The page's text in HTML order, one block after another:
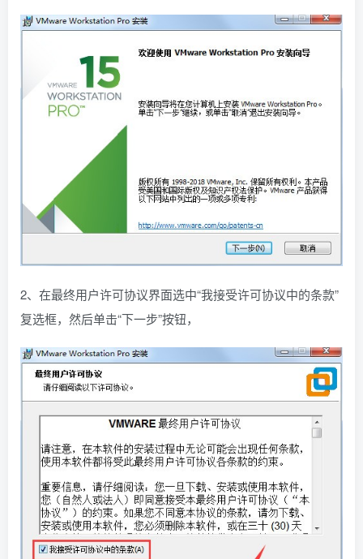
2、在最终用户许可协议界面选中“我接受许可协议中的条款”
复选框，然后单击“下一步”按钮，